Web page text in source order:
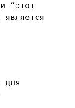
“этот
является
для